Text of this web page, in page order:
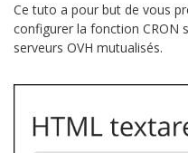
Ce tuto a pour but de vous
configurer la fonction CRON
serveurs OVH mutualisés.